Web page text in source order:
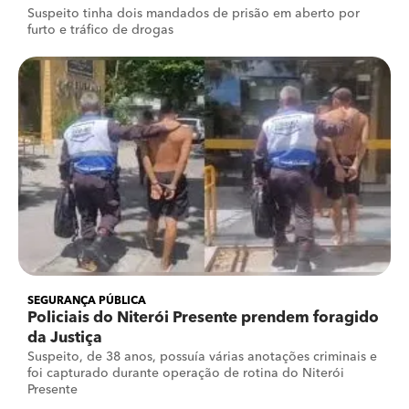
Suspeito tinha dois mandados de prisão em aberto por
furto e tráfico de drogas
SEGURANÇA PÚBLICA
Policiais do Niterói Presente prendem foragido
da Justiça
Suspeito, de 38 anos, possuía várias anotações criminais e
foi capturado durante operação de rotina do Niterói
Presente